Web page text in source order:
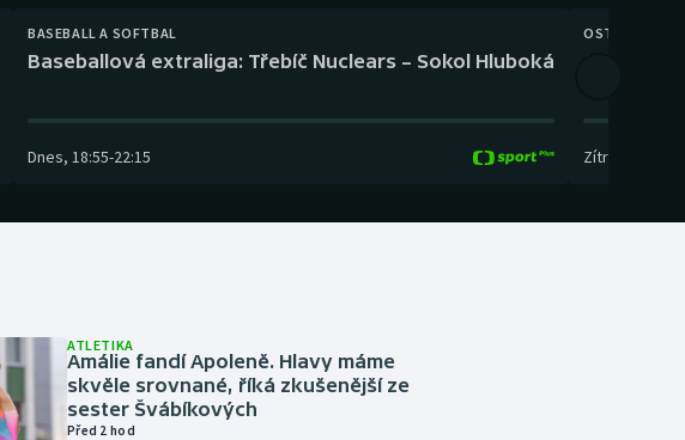
BASEBALL A SOFTBAL
Baseballová extraliga: Třebíč Nuclears – Sokol Hluboká
Dnes, 18:55-22:15
OSTATNÍ
Zítra
ATLETIKA
Amálie fandí Apoleně. Hlavy máme
skvěle srovnané, říká zkušenější ze
sester Švábíkových
Před 2 hod